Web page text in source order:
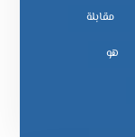
مقابلة
هو